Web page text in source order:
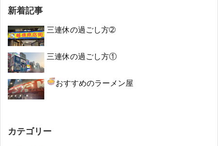
新着記事
三連休の過ごし方➁
三連休の過ごし方①
おすすめのラーメン屋
カテゴリー